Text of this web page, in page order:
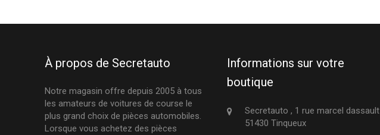
À propos de Secretauto
Notre magasin offre depuis 2005 à tous
les amateurs de voitures de course le
plus grand choix de pièces automobiles.
Lorsque vous achetez des pièces
Informations sur votre
boutique
Secretauto , 1 rue marcel dassault
51430 Tinqueux